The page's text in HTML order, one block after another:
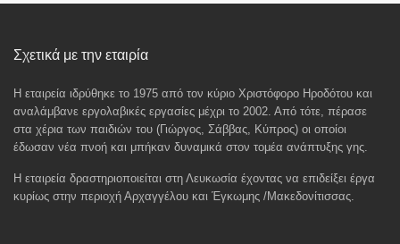
Σχετικά με την εταιρία
Η εταιρεία ιδρύθηκε το 1975 από τον κύριο Χριστόφορο Ηροδότου και
αναλάμβανε εργολαβικές εργασίες μέχρι το 2002. Από τότε, πέρασε
στα χέρια των παιδιών του (Γιώργος, Σάββας, Κύπρος) οι οποίοι
έδωσαν νέα πνοή και μπήκαν δυναμικά στον τομέα ανάπτυξης γης.
Η εταιρεία δραστηριοποιείται στη Λευκωσία έχοντας να επιδείξει έργα
κυρίως στην περιοχή Αρχαγγέλου και Έγκωμης /Μακεδονίτισσας.